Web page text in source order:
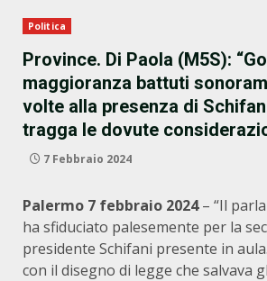
Politica
Province. Di Paola (M5S):
maggioranza battuti
volte alla presenza di
tragga le dovute
7 Febbraio 2024
Palermo 7 febbraio 2024– “Il
ha sfiduciato palesemente per la
presidente Schifani presente in
con il disegno di legge che salvava